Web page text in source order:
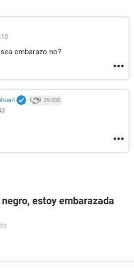
embarazo no?
29.005
estoy embarazada